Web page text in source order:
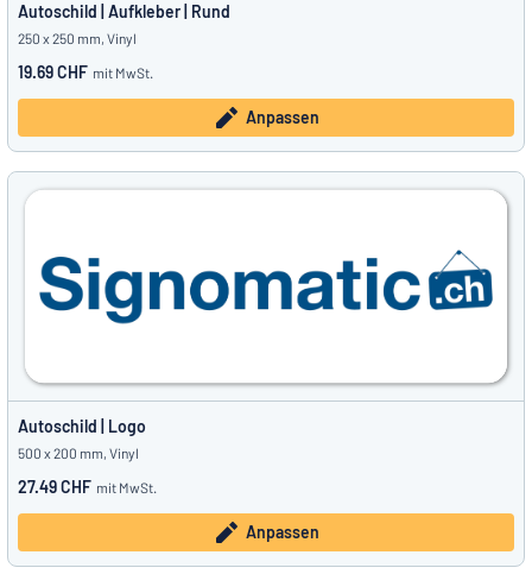
Autoschild | Aufkleber | Rund
250 x 250 mm, Vinyl
19.69 CHF mit MwSt.
Anpassen
Autoschild | Logo
500 x 200 mm, Vinyl
27.49 CHF mit MwSt.
Anpassen